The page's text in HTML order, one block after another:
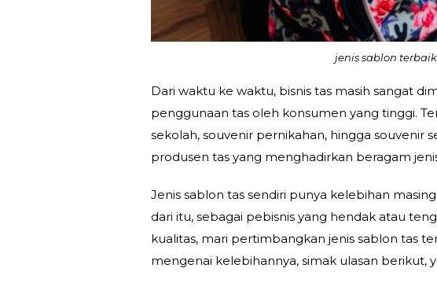
jenis sablon
Dari waktu ke waktu, bisnis tas masih sangat
penggunaan tas oleh konsumen yang tinggi.
sekolah, souvenir pernikahan, hingga souvenir
produsen tas yang menghadirkan beragam
Jenis sablon tas sendiri punya kelebihan
dari itu, sebagai pebisnis yang hendak atau
kualitas, mari pertimbangkan jenis sablon tas
mengenai kelebihannya, simak ulasan berikut,